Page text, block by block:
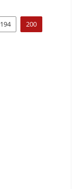
194 200